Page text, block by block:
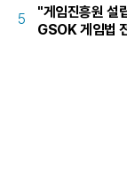
5
"게임진흥원 설
GSOK 게임법